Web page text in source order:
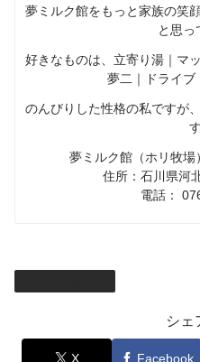
夢ミルク館をもっと家族の笑
と思っ
好きなものは、立寄り湯｜マ
夢二｜ドライブ
のんびりした性格の私ですが
夢ミルク館（ホリ牧場）
住所：石川県河
電話：
シェ
X Facebook